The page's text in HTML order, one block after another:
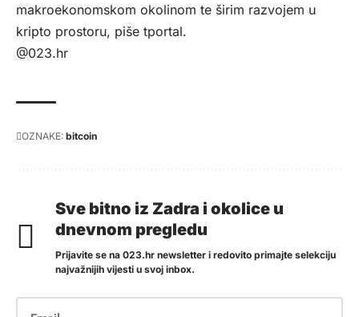
makroekonomskom okolinom te širim razvojem u
kripto prostoru, piše tportal.
@023.hr
OZNAKE: bitcoin
Sve bitno iz Zadra i okolice u
dnevnom pregledu
Prijavite se na 023.hr newsletter i redovito primajte selekciju
najvažnijih vijesti u svoj inbox.